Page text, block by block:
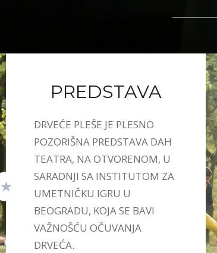
PREDSTAVA
DRVEĆE PLEŠE JE PLESNO
POZORIŠNA PREDSTAVA DAH
TEATRA, NA OTVORENOM, U
SARADNJI SA INSTITUTOM ZA
UMETNIČKU IGRU U
BEOGRADU, KOJA SE BAVI
VAŽNOŠĆU OČUVANJA
DRVEĆA.